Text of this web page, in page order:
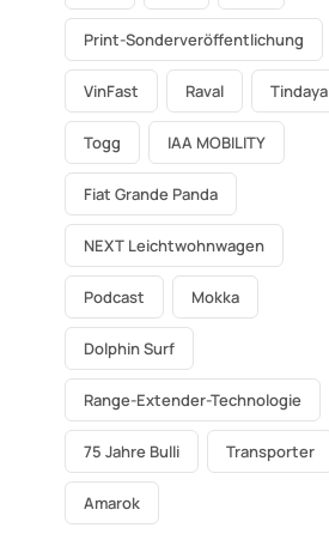
Print-Sonderveröffentlichung
VinFast Raval Tindaya
Togg IAA MOBILITY
Fiat Grande Panda
NEXT Leichtwohnwagen
Podcast Mokka
Dolphin Surf
Range-Extender-Technologie
75 Jahre Bulli Transporter
Amarok